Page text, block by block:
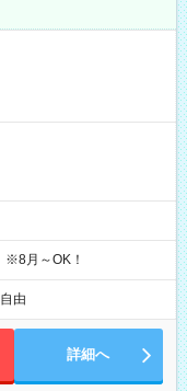
月～OK！
由
詳細へ